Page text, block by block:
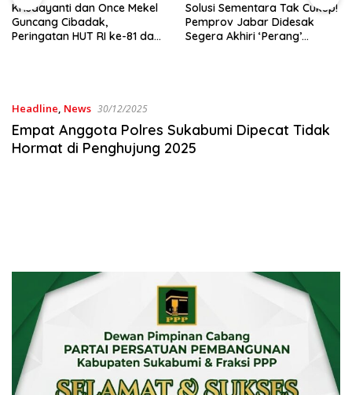
Krisdayanti dan Once Mekel
Guncang Cibadak,
Peringatan HUT RI ke-81 dan
Solusi Sementara Tak Cukup!
Pemprov Jabar Didesak
Segera Akhiri ‘Perang’
Headline, News 30/12/2025
Empat Anggota Polres Sukabumi Dipecat Tidak
Hormat di Penghujung 2025